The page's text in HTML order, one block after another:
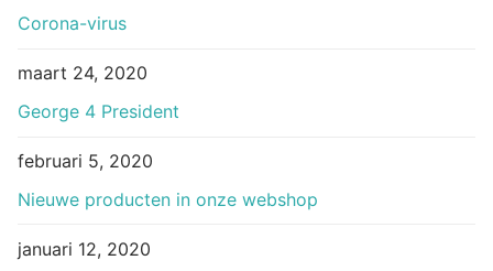
Corona-virus
maart 24, 2020
George 4 President
februari 5, 2020
Nieuwe producten in onze webshop
januari 12, 2020